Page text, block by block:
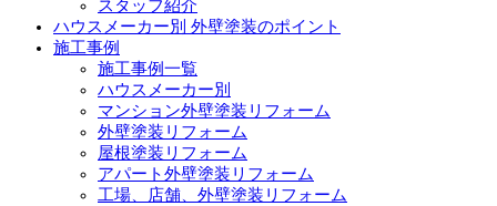
スタッフ紹介
ハウスメーカー別 外壁塗装のポイント
施工事例
施工事例一覧
ハウスメーカー別
マンション外壁塗装リフォーム
外壁塗装リフォーム
屋根塗装リフォーム
アパート外壁塗装リフォーム
工場、店舗、外壁塗装リフォーム